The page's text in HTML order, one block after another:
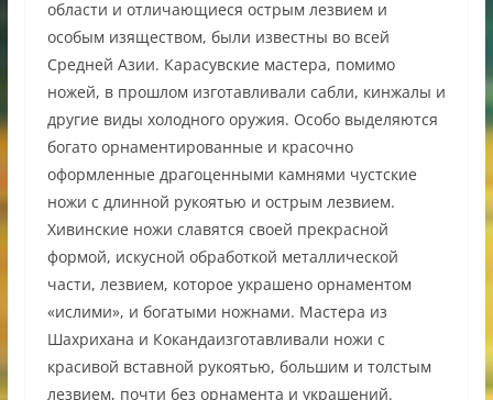
области и отличающиеся острым лезвием и
особым изяществом, были известны во всей
Средней Азии. Карасувские мастера, помимо
ножей, в прошлом изготавливали сабли, кинжалы и
другие виды холодного оружия. Особо выделяются
богато орнаментированные и красочно
оформленные драгоценными камнями чустские
ножи с длинной рукоятью и острым лезвием.
Хивинские ножи славятся своей прекрасной
формой, искусной обработкой металлической
части, лезвием, которое украшено орнаментом
«ислими», и богатыми ножнами. Мастера из
Шахрихана и Кокандаизготавливали ножи с
красивой вставной рукоятью, большим и толстым
лезвием, почти без орнамента и украшений.